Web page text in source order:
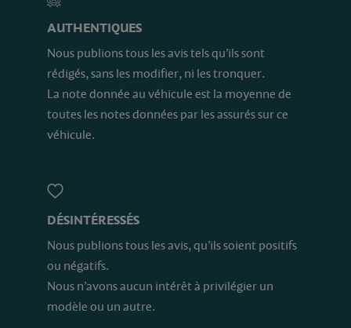
AUTHENTIQUES
Nous publions tous les avis tels qu’ils sont
rédigés, sans les modifier, ni les tronquer.
La note donnée au véhicule est la moyenne de
toutes les notes données par les assurés sur ce
véhicule.
DÉSINTÉRESSÉS
Nous publions tous les avis, qu’ils soient positifs
ou négatifs.
Nous n’avons aucun intérêt à privilégier un
modèle ou un autre.